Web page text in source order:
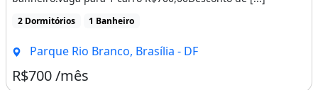
2 Dormitórios 1 Banheiro
Parque Rio Branco, Brasília - DF
R$700 /mês